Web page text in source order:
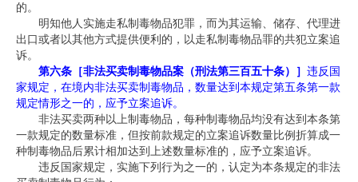
的。
明知他人实施走私制毒物品犯罪，而为其运输、储存、代理进
出口或者以其他方式提供便利的，以走私制毒物品罪的共犯立案追
诉。
第六条［非法买卖制毒物品案（刑法第三百五十条）］ 违反国
家规定，在境内非法买卖制毒物品，数量达到本规定第五条第一款
规定情形之一的，应予立案追诉。
非法买卖两种以上制毒物品，每种制毒物品均没有达到本条第
一款规定的数量标准，但按前款规定的立案追诉数量比例折算成一
种制毒物品后累计相加达到上述数量标准的，应予立案追诉。
违反国家规定，实施下列行为之一的，认定为本条规定的非法